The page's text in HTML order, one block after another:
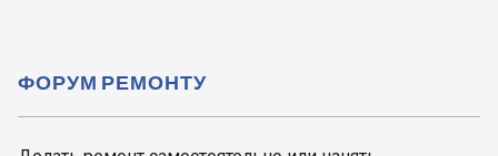
ФОРУМ РЕМОНТУ